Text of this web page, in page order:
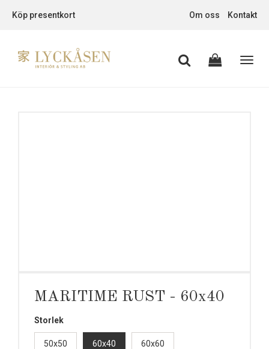
Köp presentkort Om oss Kontakt
MARITIME RUST - 60x40
Storlek
50x50 60x40 60x60